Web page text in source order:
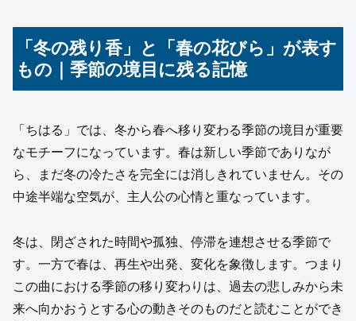
「冬の残り香」と「春の花びら」が表す
もの｜季節の境目に残る記憶
「ちはる」では、冬から春へ移り変わる季節の境目が重要
なモチーフになっています。春は新しい季節でありなが
ら、まだ冬の冷たさを完全には消しきれていません。その
中途半端な空気が、主人公の心情と重なっています。
冬は、閉ざされた時間や孤独、停滞を連想させる季節で
す。一方で春は、再生や出発、変化を象徴します。つまり
この曲における季節の移り変わりは、過去の悲しみから未
来へ向かおうとする心の動きそのものだと読むことができ